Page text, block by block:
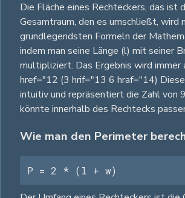
Die Fläche eines Rechteckers, das ist
Gesamtraum, den es umschließt, wird
grundlegendsten Formeln der
indem man seine Länge (l) mit seiner
multipliziert. Das Ergebnis wird immer
href="12 (3 hrif="13 6 hraf="14)
intuitiv und repräsentiert die Zahl von
könnte innerhalb des Rechtecks
Wie man den Perimeter
P = 2 * (l + w)